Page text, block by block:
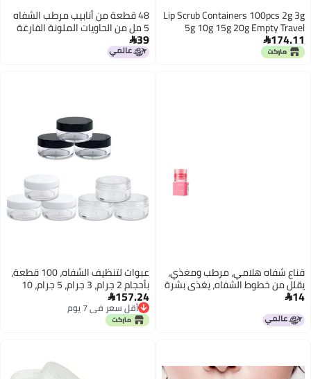
Lip Scrub Containers 100pcs 2g 3g
5g 10g 15g 20g Empty Travel
Cream Jar Pots Clear Sample
Refillable Bottles Eyeshadow Lip
174.11
48 قطعة من أنابيب مرطب الشفاه
5 مل من الحاويات الملونة الفارغة
بالجملة لتغليف أحمر الشفاه
ومستحضرات التجميل وأنابيب ملمع
39
قناع شفاه هلامي، مرطب ومغذي،
يقلل من خطوط الشفاه، يغذي بشرة
الشفاه، قناع شفاه هلامي للنوم
gdcm1224jw01-20g + ملعقة
14
عبوات لتنظيف الشفاه، 100 قطعة،
بأحجام 2 جرام، 3 جرام، 5 جرام، 10
لكريمات السفر، زجاجات شفافة
قابلة لإعادة التعبئة، صندوق تخزين
157.24
أقل سعر في 7 يوم
أقل سعر في 7 يوم